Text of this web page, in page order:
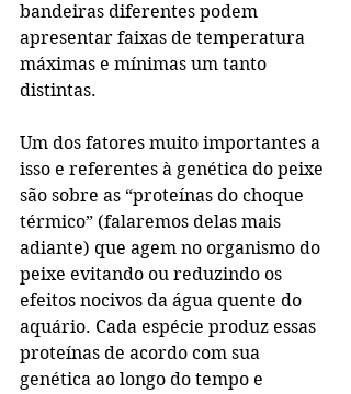
bandeiras diferentes podem
apresentar faixas de temperatura
máximas e mínimas um tanto
distintas.
Um dos fatores muito importantes a
isso e referentes à genética do peixe
são sobre as “proteínas do choque
térmico” (falaremos delas mais
adiante) que agem no organismo do
peixe evitando ou reduzindo os
efeitos nocivos da água quente do
aquário. Cada espécie produz essas
proteínas de acordo com sua
genética ao longo do tempo e